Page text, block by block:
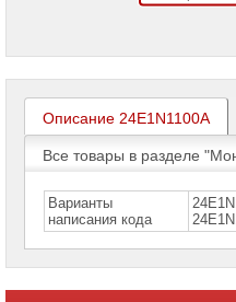
17"
-
Мониторы
Philips
23"
►
Мониторы
Philips
55"
Описание 24E1N1100A
Все товары в разделе
Варианты
написания кода